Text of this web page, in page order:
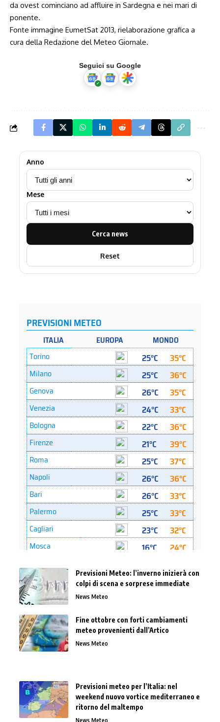
da ovest cominciano ad affluire in Sardegna e nei mari di
ponente.
Fonte immagine EumetSat 2013, rielaborazione grafica a
cura della Redazione del Meteo Giornale.
Seguici su Google
Anno
Mese
Cerca news
Reset
Previsioni Meteo: l’inverno inizierà con
colpi di scena e sorprese immediate
News Meteo
Fine ottobre con forti cambiamenti
meteo provenienti dall’Artico
News Meteo
Previsioni meteo per l’Italia: nel
weekend nuovo vortice mediterraneo e
ritorno del maltempo
News Meteo